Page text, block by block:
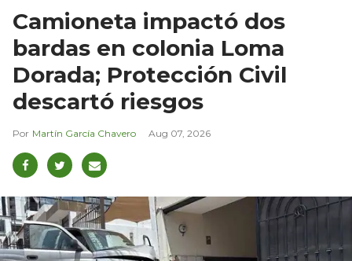
Camioneta impactó dos
bardas en colonia Loma
Dorada; Protección Civil
descartó riesgos
Martín García Chavero Aug 07, 2026